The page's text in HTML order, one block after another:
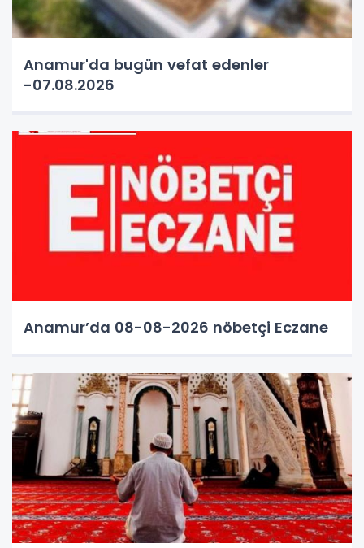
Anamur'da bugün vefat edenler
-07.08.2026
Anamur’da 08-08-2026 nöbetçi Eczane